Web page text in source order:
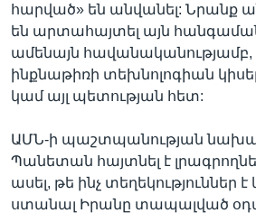
հարված» են անվանել: Նրանք
են արտահայտել այն
ամենայն հավանականությամբ,
ինքնաթիռի տեխնոլոգիան
կամ այլ պետության հետ:
ԱՄՆ-ի պաշտպանության
Պանետան հայտնել է
ասել, թե ինչ տեղեկություններ
ստանալ Իրանը տապալված